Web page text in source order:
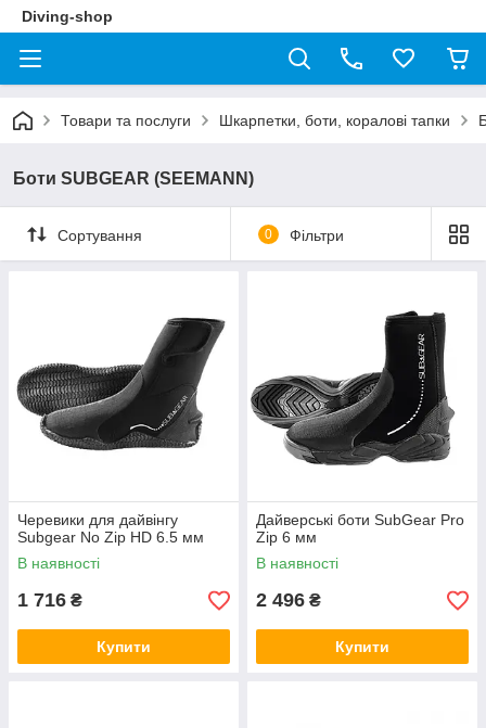
Diving-shop
Товари та послуги Шкарпетки, боти, коралові тапки
Боти SUBGEAR (SEEMANN)
Сортування 0 Фільтри
Черевики для дайвінгу
Subgear No Zip HD 6.5 мм
В наявності
1 716 ₴
Купити
Дайверські боти SubGear Pro
Zip 6 мм
В наявності
2 496 ₴
Купити